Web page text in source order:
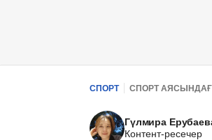
СПОРТ СПОРТ
Гүлмира
Контент-ресечер